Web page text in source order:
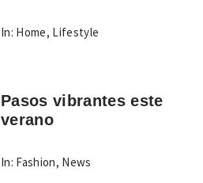
In: Home, Lifestyle
Pasos vibrantes este
verano
In: Fashion, News